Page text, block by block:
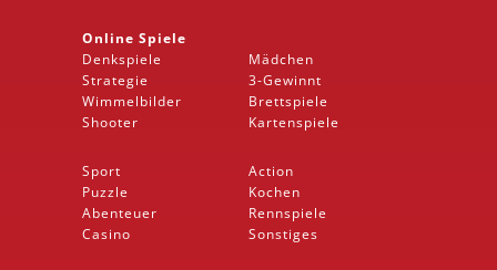
Online Spiele
Denkspiele
Strategie
Wimmelbilder
Shooter
Mädchen
3-Gewinnt
Brettspiele
Kartenspiele
Sport
Puzzle
Abenteuer
Casino
Action
Kochen
Rennspiele
Sonstiges